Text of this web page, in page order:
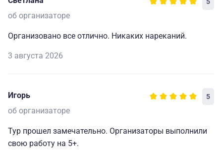
5
об организаторе
Организовано все отлично. Никаких нареканий.
3 августа 2026
Игорь 5
об организаторе
Тур прошел замечательно. Организаторы выполнили
свою работу на 5+.